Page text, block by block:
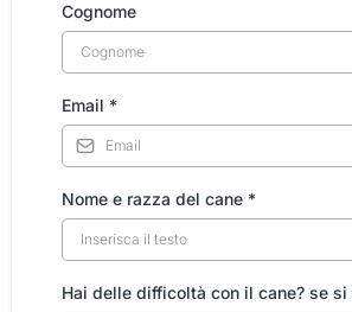
Cognome
Email *
Nome e razza del cane *
Hai delle difficoltà con il cane? se si